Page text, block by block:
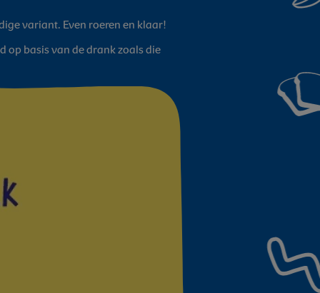
variant. Even roeren en klaar!
op basis van de drank zoals die